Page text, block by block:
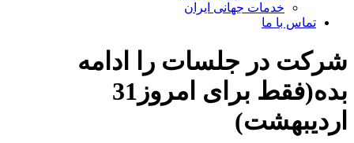
خدمات جهانی ایران
تماس با ما
شرکت در جلسات را ادامه
بده(فقط برای امروز31
اردیبهشت)